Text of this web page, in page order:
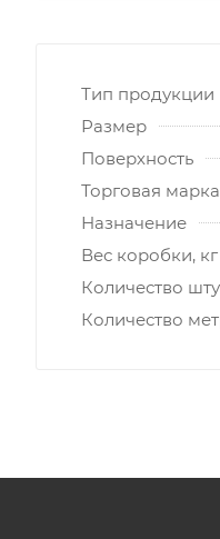
Тип продукции
Размер
Поверхность
Торговая марка
Назначение
Вес коробки, кг
Количество
Количество